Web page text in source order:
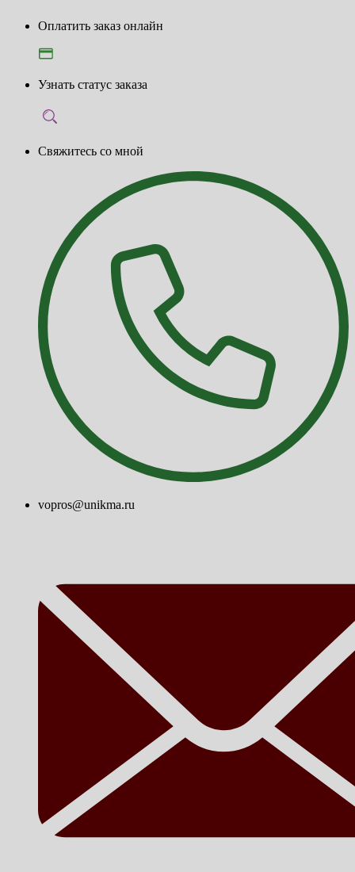
Оплатить заказ онлайн
Узнать статус заказа
Свяжитесь со мной
vopros@unikma.ru